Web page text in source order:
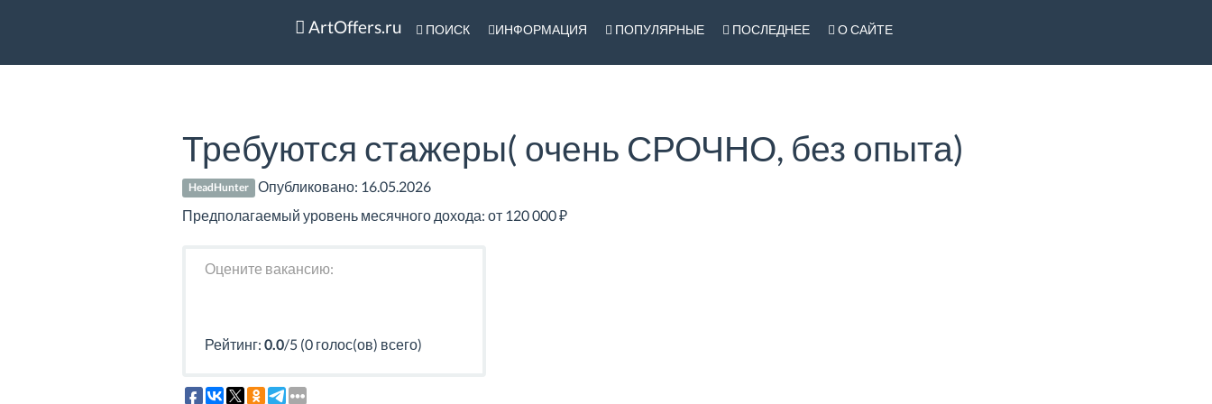
ArtOffers.ru ПОИСК ИНФОРМАЦИЯ ПОПУЛЯРНЫЕ ПОСЛЕДНЕЕ О САЙТЕ
Требуются стажеры( очень СРОЧНО, без опыта)
HeadHunter Опубликовано: 16.05.2026
Предполагаемый уровень месячного дохода: от 120 000 ₽
Оцените вакансию:
Рейтинг: 0.0/5 (0 голос(ов) всего)